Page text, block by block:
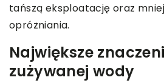
tańszą eksploatację oraz
opróżniania.
Największe
zużywanej wody